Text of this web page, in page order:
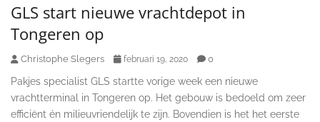
GLS start nieuwe vrachtdepot in
Tongeren op
Christophe Slegers februari 19, 2020 0
Pakjes specialist GLS startte vorige week een nieuwe
vrachtterminal in Tongeren op. Het gebouw is bedoeld om zeer
efficiënt én milieuvriendelijk te zijn. Bovendien is het het eerste